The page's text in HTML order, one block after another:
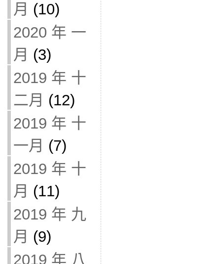
月 (10)
2020 年 一
月 (3)
2019 年 十
二月 (12)
2019 年 十
一月 (7)
2019 年 十
月 (11)
2019 年 九
月 (9)
2019 年 八